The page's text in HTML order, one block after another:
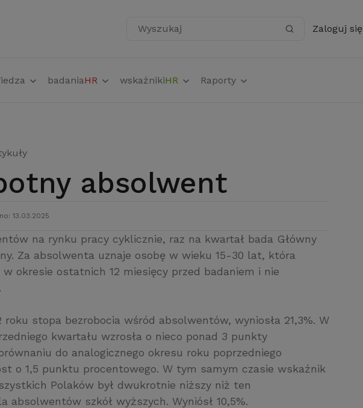
Wyszukaj Zaloguj się
badaniaHR wskaźnikiHR Raporty
absolwent
13.03.2025
na rynku pracy cyklicznie, raz na kwartał bada Główny
Za absolwenta uznaje osobę w wieku 15-30 lat, która
w okresie ostatnich 12 miesięcy przed badaniem i nie
roku stopa bezrobocia wśród absolwentów, wyniosła 21,3%. W
kwartału wzrosła o nieco ponad 3 punkty
do analogicznego okresu roku poprzedniego
o 1,5 punktu procentowego. W tym samym czasie wskaźnik
Polaków był dwukrotnie niższy niż ten
absolwentów szkół wyższych. Wyniósł 10,5%.